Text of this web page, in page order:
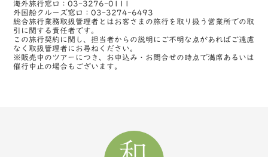
海外旅行窓口：03-3276-0111
外国船クルーズ窓口：03-3274-6493
総合旅行業務取扱管理者とはお客さまの旅行を取り扱う営業所での取
引に関する責任者です。
この旅行契約に関し、担当者からの説明にご不明な点があればご遠慮
なく取扱管理者にお尋ねください。
※販売中のツアーにつき、お申込み・お問合せの時点で満席あるいは
催行中止の場合もございます。